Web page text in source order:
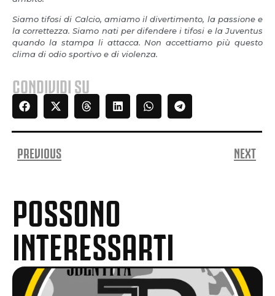
Siamo tifosi di Calcio, amiamo il divertimento, la passione e
la correttezza. Siamo nati per difendere i tifosi e la Juventus
quando la stampa li attacca. Non accettiamo più questo
clima di odio sportivo e di violenza.
CONDIVIDI SU
PREVIOUS NEXT
POSSONO
INTERESSARTI